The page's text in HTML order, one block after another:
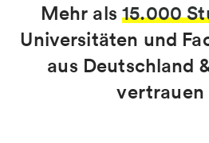
Mehr als15.000
Universitäten und
aus Deutschland
vertrauen